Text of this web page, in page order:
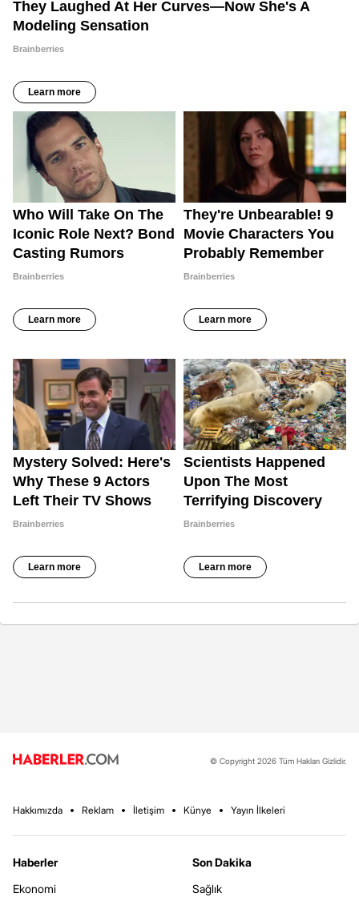
© Copyright 2026 Tüm Hakları Gizlidir.
Hakkımızda Reklam İletişim Künye Yayın İlkeleri
Haberler
Ekonomi
Son Dakika
Sağlık